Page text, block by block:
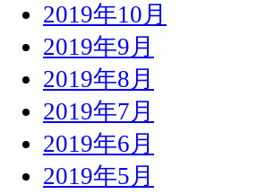
2019年10月
2019年9月
2019年8月
2019年7月
2019年6月
2019年5月